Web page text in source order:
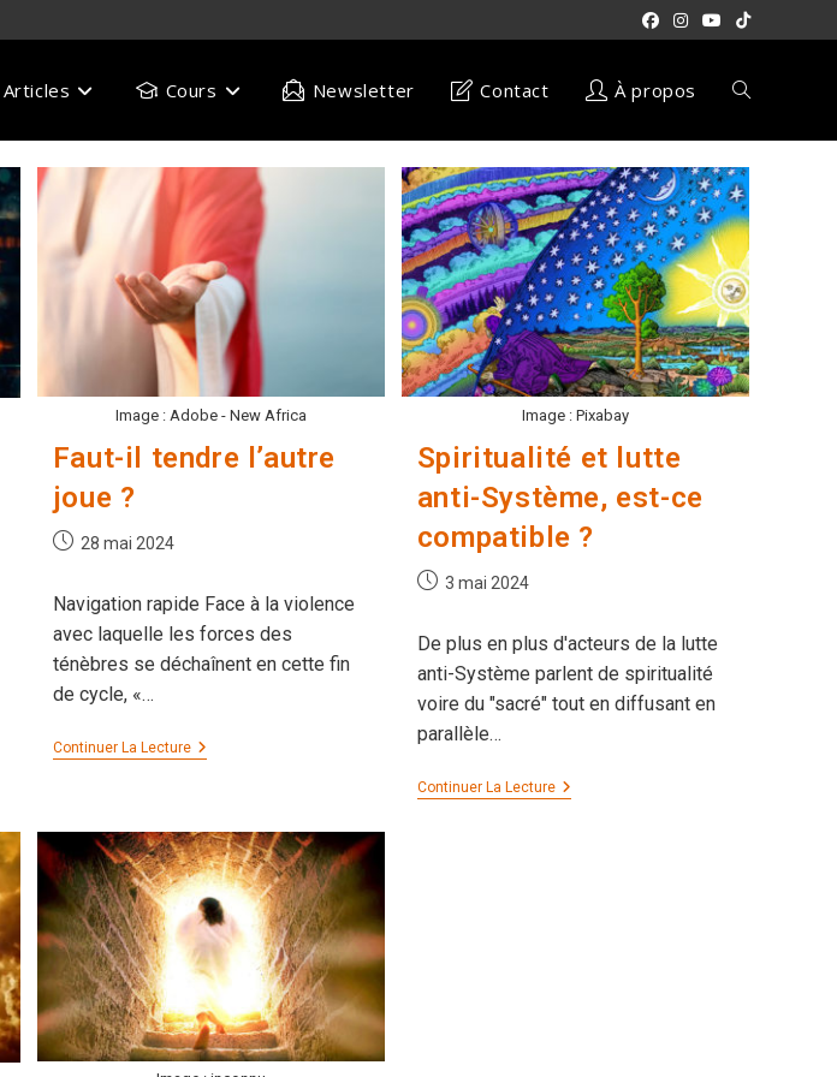
Articles Cours Newsletter Contact À propos Toggle
website
search
Image : Adobe - New Africa
Faut-il tendre l’autre
joue ?
Publication
28 mai 2024
Navigation rapide Face à la violence
avec laquelle les forces des
ténèbres se déchaînent en cette fin
de cycle, «…
Continuer La LectureFaut-
?
Image : Pixabay
Spiritualité et lutte
anti-Système, est-ce
compatible ?
Publication
3 mai 2024
De plus en plus d'acteurs de la lutte
anti-Système parlent de spiritualité
voire du "sacré" tout en diffusant en
parallèle…
Continuer La LectureSpiritualité